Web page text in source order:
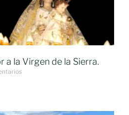
a la Virgen de la Sierra.